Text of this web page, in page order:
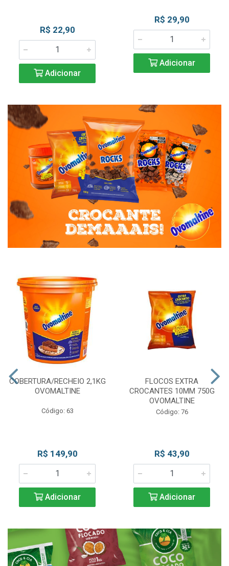
R$ 22,90
Adicionar
R$ 29,90
Adicionar
COBERTURA/RECHEIO 2,1KG
OVOMALTINE
Código: 63
R$ 149,90
Adicionar
FLOCOS EXTRA
CROCANTES 10MM 750G
OVOMALTINE
Código: 76
R$ 43,90
Adicionar